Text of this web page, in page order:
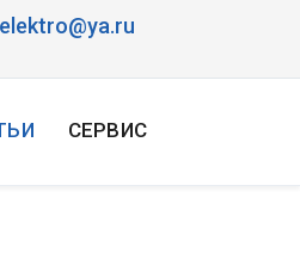
СЕРВИС